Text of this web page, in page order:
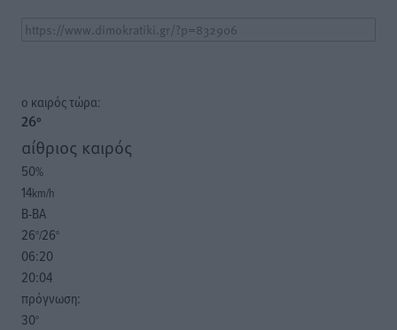
o καιρός τώρα:
26°
αίθριος καιρός
50%
14km/h
Β-ΒΑ
26°/26°
06:20
20:04
πρόγνωση:
30°